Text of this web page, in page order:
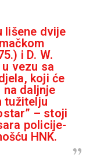
lišene dvije
i D. W.
vezu sa
koji će
daljnje
tužitelju
– stoji
policije-
HNK.